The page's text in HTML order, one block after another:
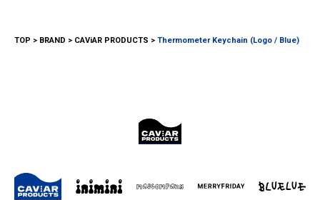
TOP BRAND CAViAR PRODUCTS Thermometer Keychain (Logo / Blue)